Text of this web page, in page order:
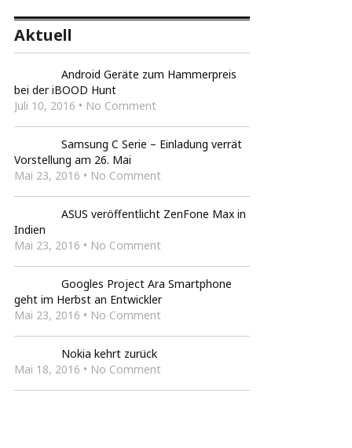
Aktuell
Android Geräte zum Hammerpreis
bei der iBOOD Hunt
Juli 10, 2016 • No Comment
Samsung C Serie – Einladung verrät
Vorstellung am 26. Mai
Mai 23, 2016 • No Comment
ASUS veröffentlicht ZenFone Max in
Indien
Mai 23, 2016 • No Comment
Googles Project Ara Smartphone
geht im Herbst an Entwickler
Mai 23, 2016 • No Comment
Nokia kehrt zurück
Mai 18, 2016 • No Comment